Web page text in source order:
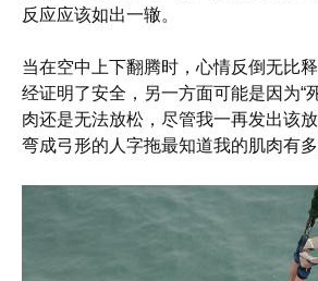
反应应该如出一辙。
当在空中上下翻腾时，心情反倒无比
经证明了安全，另一方面可能是因为“
肉还是无法放松，尽管我一再发出该
弯成弓形的人字拖最知道我的肌肉有多